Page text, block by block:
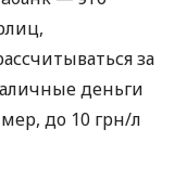
за
деньги
до 10 грн/л